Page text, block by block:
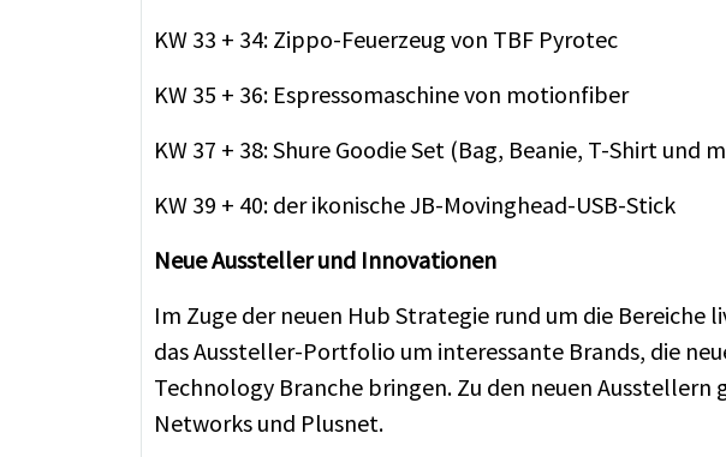
KW 33 + 34: Zippo-Feuerzeug von TBF Pyrotec
KW 35 + 36: Espressomaschine von motionfiber
KW 37 + 38: Shure Goodie Set (Bag, Beanie, T-Shirt und
KW 39 + 40: der ikonische JB-Movinghead-USB-Stick
Neue Aussteller und Innovationen
Im Zuge der neuen Hub Strategie rund um die
das Aussteller-Portfolio um interessante Brands, die
Technology Branche bringen. Zu den neuen Ausstellern
Networks und Plusnet.